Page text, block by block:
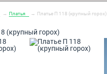
→ Платья → Платье П 118 (крупный горох)